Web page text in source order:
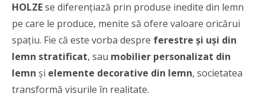
HOLZEse diferențiază prin produse inedite din lemn
pe care le produce, menite să ofere valoare oricărui
spațiu. Fie că este vorba despre ferestre și uși din
lemn stratificat, sau mobilier personalizat din
lemn și elemente decorative din lemn, societatea
transformă visurile în realitate.